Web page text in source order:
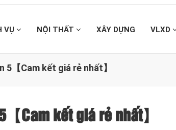
VỤ NỘI THẤT XÂY DỰNG VLXD
【Cam kết giá rẻ nhất】
Cam kết giá rẻ nhất】